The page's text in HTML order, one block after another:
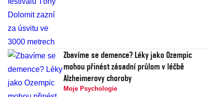
Zbavíme se demence? Léky jako Ozempic
mohou přinést zásadní průlom v léčbě
Alzheimerovy choroby
Moje Psychologie